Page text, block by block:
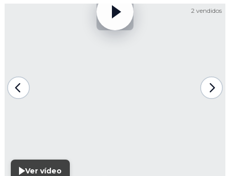
2 vendidos
Ver vídeo